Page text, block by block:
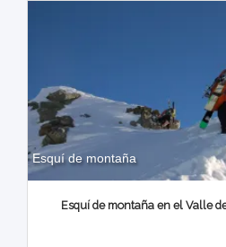
Esquí de montaña
Esquí de montaña en el Valle